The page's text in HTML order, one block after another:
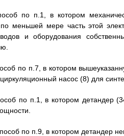
по п.1, в котором
меньшей мере часть этой
и оборудования
по п.7, в котором
насос (8) для
по п.1, в котором детандер
по п.9, в котором детандер